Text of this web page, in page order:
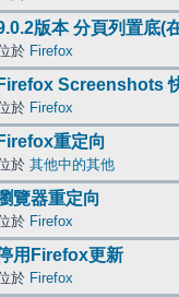
版本 分頁列置底(
於 Firefox
Firefox Screenshots
於 Firefox
Firefox重定向
於 其他中的其他
覽器重定向
於 Firefox
用Firefox更新
於 Firefox